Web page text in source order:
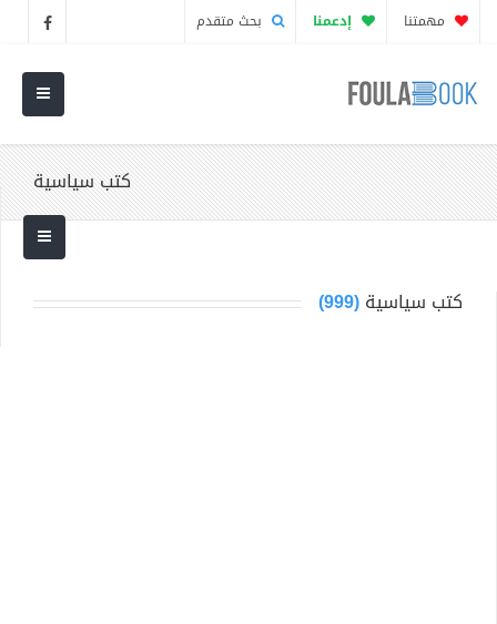
مهمتنا إدعمنا بحث متقدم
كتب سياسية
كتب سياسية(999)